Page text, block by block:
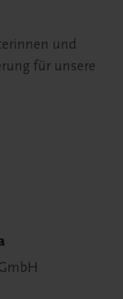
und
für unsere